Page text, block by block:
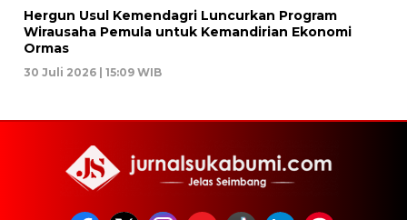
Hergun Usul Kemendagri Luncurkan Program
Wirausaha Pemula untuk Kemandirian Ekonomi
Ormas
30 Juli 2026 | 15:09 WIB